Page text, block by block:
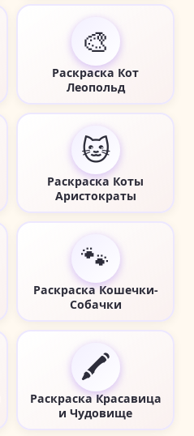
🎨
Раскраска Кот
Леопольд
🐱
Раскраска Коты
Аристократы
🐾
Раскраска Кошечки-
Собачки
🖍️
Раскраска Красавица
и Чудовище